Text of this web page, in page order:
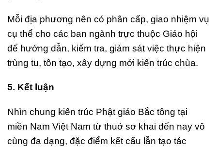
Mỗi địa phương nên có phân cấp, giao nhiệm vụ
cụ thể cho các ban ngành trực thuộc Giáo hội
để hướng dẫn, kiểm tra, giám sát việc thực hiện
trùng tu, tôn tạo, xây dựng mới kiến trúc chùa.
5. Kết luận
Nhìn chung kiến trúc Phật giáo Bắc tông tại
miền Nam Việt Nam từ thuở sơ khai đến nay vô
cùng đa dạng, đặc điểm kết cấu lẫn tạo tác